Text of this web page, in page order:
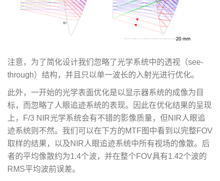
注意，为了简化设计我们忽略了光学系统中的透视（see-
through）结构，并且只以单一波长的入射光进行优化。
此外，一开始的光学表面优化是以显示器系统的成像为目
标，而忽略了人眼追迹系统的表现。因此在优化结果的呈现
上，F/3 NIR光学系统会有不错的影像质量，但NIR人眼追
迹系统则不然。我们可以在下方的MTF图中看到以完整FOV
取样的结果，以及NIR人眼追迹系统中所有视场的像散。后
者的平均像散约为1.4个波，并在整个FOV具有1.42个波的
RMS平均波前误差。